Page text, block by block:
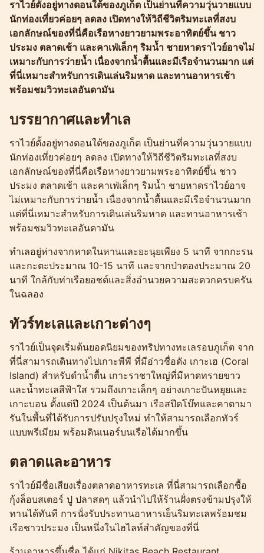
ราไวย์ตั้งอยู่ทางตอนใต้ของภูเก็ต เป็นย่านที่ความวุ่นวายแบบ
นักท่องเที่ยวค่อยๆ ลดลง เปิดทางให้วิถีชีวิตริมทะเลที่สงบ
เอกลักษณ์ของที่นี่คือเรือหางยาวยามพระอาทิตย์ขึ้น ชาว
ประมง ตลาดเช้า และคาเฟ่เล็กๆ ริมน้ำ ชายหาดราไวย์อาจไม่
เหมาะกับการว่ายน้ำ เนื่องจากน้ำตื้นและมีเรือจำนวนมาก แต่
ที่นี่เหมาะสำหรับการเดินเล่นริมหาด และทานอาหารเช้า
พร้อมชมวิวทะเลอันดามัน
บรรยากาศและทำเล
ราไวย์ตั้งอยู่ทางตอนใต้ของภูเก็ต เป็นย่านที่ความวุ่นวายแบบ
นักท่องเที่ยวค่อยๆ ลดลง เปิดทางให้วิถีชีวิตริมทะเลที่สงบ
เอกลักษณ์ของที่นี่คือเรือหางยาวยามพระอาทิตย์ขึ้น ชาว
ประมง ตลาดเช้า และคาเฟ่เล็กๆ ริมน้ำ ชายหาดราไวย์อาจ
ไม่เหมาะกับการว่ายน้ำ เนื่องจากน้ำตื้นและมีเรือจำนวนมาก
แต่ที่นี่เหมาะสำหรับการเดินเล่นริมหาด และทานอาหารเช้า
พร้อมชมวิวทะเลอันดามัน
ทำเลอยู่ห่างจากหาดในหานและยะนุยเพียง 5 นาที จากกะรน
และกะตะประมาณ 10-15 นาที และจากป่าตองประมาณ 20
นาที ใกล้กับท่าเรือยอชต์และสิ่งอำนวยความสะดวกครบครัน
ในฉลอง
ทัวร์ทะเลและเกาะต่างๆ
ราไวย์เป็นจุดเริ่มต้นยอดนิยมของทริปทางทะเลรอบภูเก็ต จาก
ที่นี่สามารถเดินทางไปเกาะพีพี ที่มีอ่าวชื่อดัง เกาะเฮ (Coral
Island) สำหรับดำน้ำตื้น เกาะราชาใหญ่ที่มีหาดทรายขาว
และน้ำทะเลสีฟ้าใส รวมถึงเกาะเล็กๆ อย่างเกาะปันหยุยและ
เกาะบอน ตั้งแต่ปี 2024 เป็นต้นมา เรือสปีดโบ๊ทและคาตามา
รันในพื้นที่ได้รับการปรับปรุงใหม่ ทำให้สามารถเลือกทัวร์
แบบพรีเมียม พร้อมดินเนอร์บนเรือได้มากขึ้น
ตลาดและอาหาร
ราไวย์มีชื่อเสียงเรื่องตลาดอาหารทะเล ที่นี่สามารถเลือกซื้อ
กุ้งล็อบสเตอร์ ปู ปลาสดๆ แล้วนำไปให้ร้านฝั่งตรงข้ามปรุงให้
ทานได้ทันที การนั่งรับประทานอาหารเย็นริมทะเลพร้อมชม
เรือชาวประมง เป็นหนึ่งในไฮไลท์สำคัญของที่นี่